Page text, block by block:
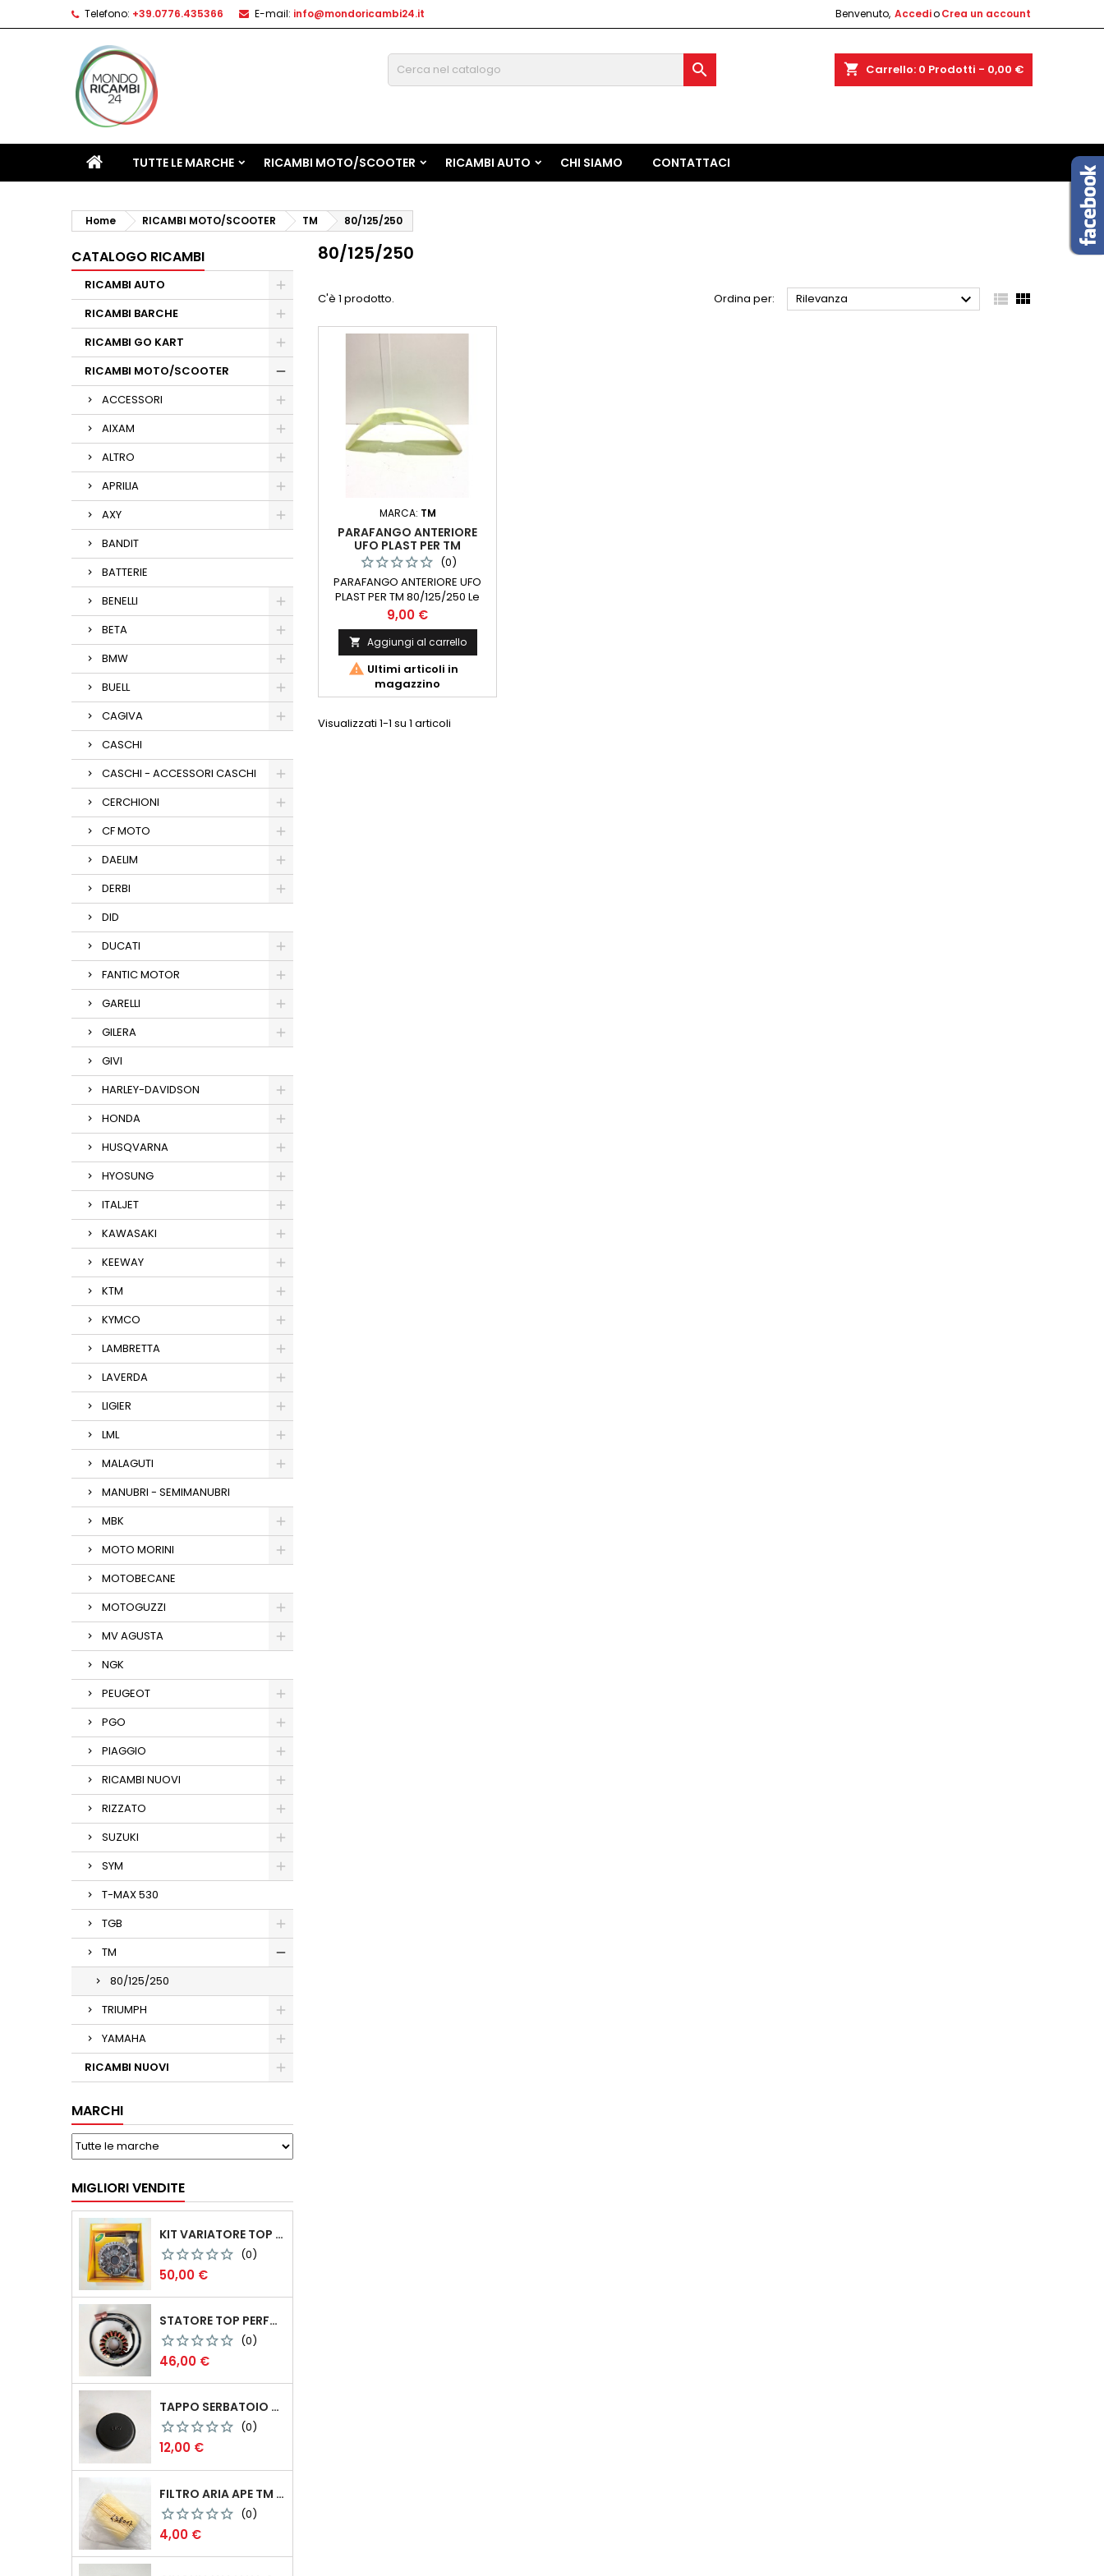
Telefono: +39.0776.435366 E-mail: info@mondoricambi24.it Benvenuto, AccedioCrea un account
shopping_cart Carrello: 0 Prodotti - 0,00 €

TUTTE LE MARCHE RICAMBI MOTO/SCOOTER RICAMBI AUTO CHI SIAMO CONTATTACI
Home RICAMBI MOTO/SCOOTER TM 80/125/250
CATALOGO RICAMBI
RICAMBI AUTO
RICAMBI BARCHE
RICAMBI GO KART
RICAMBI MOTO/SCOOTER
ACCESSORI
AIXAM
ALTRO
APRILIA
AXY
BANDIT
BATTERIE
BENELLI
BETA
BMW
BUELL
CAGIVA
CASCHI
CASCHI - ACCESSORI CASCHI
CERCHIONI
CF MOTO
DAELIM
DERBI
DID
DUCATI
FANTIC MOTOR
GARELLI
GILERA
GIVI
HARLEY-DAVIDSON
HONDA
HUSQVARNA
HYOSUNG
ITALJET
KAWASAKI
KEEWAY
KTM
KYMCO
LAMBRETTA
LAVERDA
LIGIER
LML
MALAGUTI
MANUBRI - SEMIMANUBRI
MBK
MOTO MORINI
MOTOBECANE
MOTOGUZZI
MV AGUSTA
NGK
PEUGEOT
PGO
PIAGGIO
RICAMBI NUOVI
RIZZATO
SUZUKI
SYM
T-MAX 530
TGB
TM
80/125/250
TRIUMPH
YAMAHA
RICAMBI NUOVI
MARCHI
MIGLIORI VENDITE
KIT VARIATORE TOP PERFORMANCE YAMAHA T-MAX 500 2003 COD.9922050
(0)
Prezzo
50,00 €
STATORE TOP PERFORMANCE PIAGGIO BEVERLY 500 4T 2002-2006 COD.ST00005
(0)
Prezzo
46,00 €
TAPPO SERBATOIO ORIGINALE PIAGGIO SI-BOSS COD.298988
(0)
Prezzo
12,00 €
FILTRO ARIA APE TM 703 DIESEL CODICE 438017
(0)
Prezzo
4,00 €
80/125/250
C'è 1 prodotto. Ordina per: Rilevanza   
MARCA: TM
PARAFANGO ANTERIORE
UFO PLAST PER TM
80/125/250(0)
PARAFANGO ANTERIORE UFO
PLAST PER TM 80/125/250 Le
foto rappresentano l'oggetto
specifico che verrà spedito.
Consigliamo ai nostri clienti di
visionare attentamente le foto
pubblicate prima dell'acquisto
per verificare ogni dettaglio
estetico non basandosi solo
Spediamo in Italia.
Prezzo
9,00 €
 Aggiungi al carrello
 Ultimi articoli in
magazzino
Visualizzati 1-1 su 1 articoli